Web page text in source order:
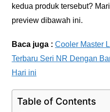
kedua produk tersebut?
preview dibawah ini.
Baca juga : Cooler Master
Terbaru Seri NR Dengan
Hari ini
Table of Contents